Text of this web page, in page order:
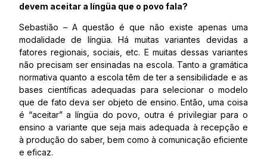
devem aceitar a língüa que o povo fala?
Sebastião – A questão é que não existe apenas uma
modalidade de língüa. Há muitas variantes devidas a
fatores regionais, sociais, etc. E muitas dessas variantes
não precisam ser ensinadas na escola. Tanto a gramática
normativa quanto a escola têm de ter a sensibilidade e as
bases científicas adequadas para selecionar o modelo
que de fato deva ser objeto de ensino. Então, uma coisa
é “aceitar” a língüa do povo, outra é privilegiar para o
ensino a variante que seja mais adequada à recepção e
à produção do saber, bem como à comunicação eficiente
e eficaz.